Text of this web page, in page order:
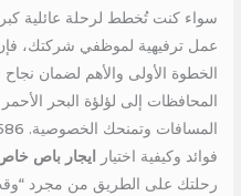
سواء كنت تُخطط لرحلة عائلية
عمل ترفيهية لموظفي شركتك، فإن
الخطوة الأولى والأهم لضمان
المحافظات إلى لؤلؤة البحر
فوائد وكيفية اختيار
ايجار باص
رحلتك على الطريق من مجرد